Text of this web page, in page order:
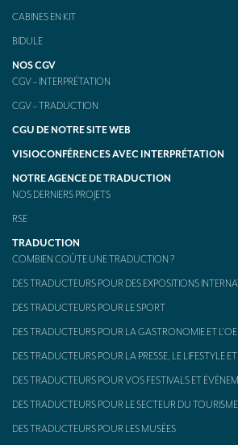
CABINES EN KIT
BIDULE
NOS CGV
CGV – INTERPRÉTATION
CGV – TRADUCTION
CGU DE NOTRE SITE WEB
VISIOCONFÉRENCES AVEC INTERPRÉTATION
NOTRE AGENCE DE TRADUCTION
NOS DERNIERS PROJETS
RSE
TRADUCTION
COMBIEN COÛTE UNE TRADUCTION ?
DES TRADUCTEURS POUR DES EXPOSITIONS
DES TRADUCTEURS POUR LE SPORT
DES TRADUCTEURS POUR LA GASTRONOMIE ET
DES TRADUCTEURS POUR LA PRESSE, LE LIFESTYLE
DES TRADUCTEURS POUR VOS FESTIVALS ET
DES TRADUCTEURS POUR LE SECTEUR DU TOURISME
DES TRADUCTEURS POUR LES MUSÉES